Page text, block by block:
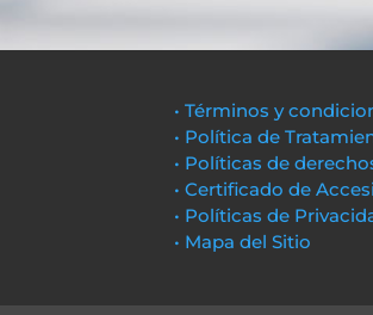
• Términos y
• Política de
• Políticas de
• Certificado de
• Políticas de
• Mapa del Sitio